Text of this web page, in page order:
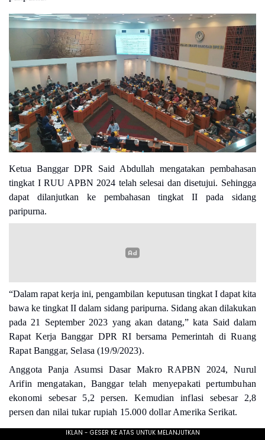
Ketua Banggar DPR Said Abdullah mengatakan pembahasan
tingkat I RUU APBN 2024 telah selesai dan disetujui. Sehingga
dapat dilanjutkan ke pembahasan tingkat II pada sidang
paripurna.
“Dalam rapat kerja ini, pengambilan keputusan tingkat I dapat kita
bawa ke tingkat II dalam sidang paripurna. Sidang akan dilakukan
pada 21 September 2023 yang akan datang,” kata Said dalam
Rapat Kerja Banggar DPR RI bersama Pemerintah di Ruang
Rapat Banggar, Selasa (19/9/2023).
Anggota Panja Asumsi Dasar Makro RAPBN 2024, Nurul
Arifin mengatakan, Banggar telah menyepakati pertumbuhan
ekonomi sebesar 5,2 persen. Kemudian inflasi sebesar 2,8
persen dan nilai tukar rupiah 15.000 dollar Amerika Serikat.